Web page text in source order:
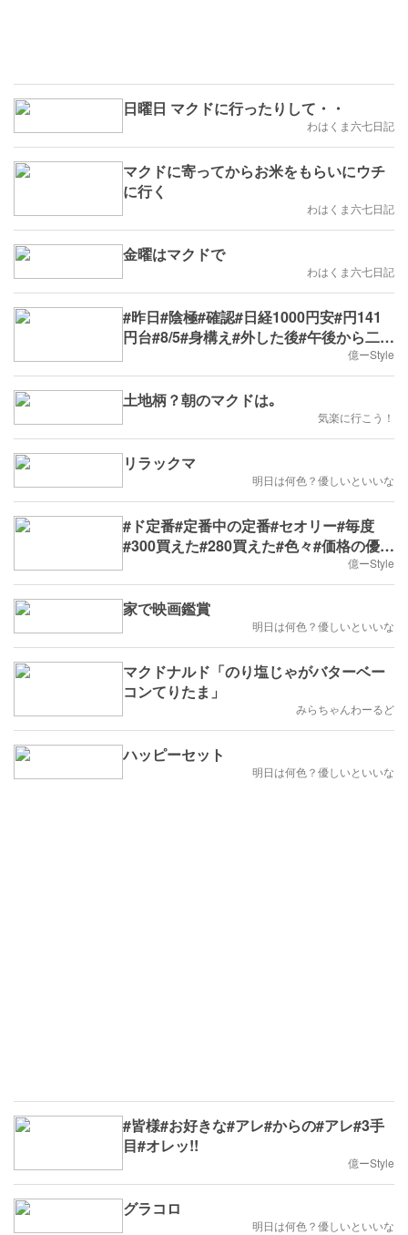
日曜日 マクドに行ったりして・・
わはくま六七日記
マクドに寄ってからお米をもらいにウチ
に行く
わはくま六七日記
金曜はマクドで
わはくま六七日記
#昨日#陰極#確認#日経1000円安#円141
円台#8/5#身構え#外した後#午後から二番
億ーStyle
土地柄？朝のマクドは｡
気楽に行こう！
リラックマ
明日は何色？優しいといいな
#ド定番#定番中の定番#セオリー#毎度
#300買えた#280買えた#色々#価格の優等
億ーStyle
家で映画鑑賞
明日は何色？優しいといいな
マクドナルド「のり塩じゃがバターベー
コンてりたま」
みらちゃんわーるど
ハッピーセット
明日は何色？優しいといいな
#皆様#お好きな#アレ#からの#アレ#3手
目#オレッ!!
億ーStyle
グラコロ
明日は何色？優しいといいな